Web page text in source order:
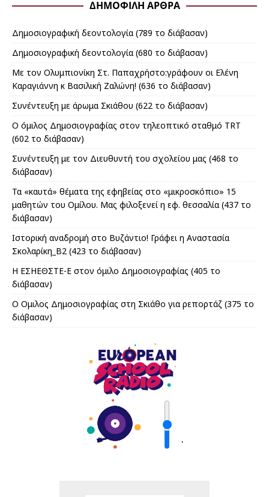
ΔΗΜΟΦΙΛΉ ΆΡΘΡΑ
Δημοσιογραφική δεοντολογία (789 το διάβασαν)
Δημοσιογραφική δεοντολογία (680 το διάβασαν)
Με τον Ολυμπιονίκη Στ. Παπαχρήστο:γράφουν οι Ελένη
Καραγιάννη κ Βασιλική Ζαλώνη! (636 το διάβασαν)
Συνέντευξη με άρωμα Σκιάθου (622 το διάβασαν)
Ο όμιλος Δημοσιογραφίας στον τηλεoπτικό σταθμό TRT
(602 το διάβασαν)
Συνέντευξη με τον Διευθυντή του σχολείου μας (468 το
διάβασαν)
Τα «καυτά» θέματα της εφηβείας στο «μικροσκόπιο» 15
μαθητών του Ομίλου. Μας φιλοξενεί η εφ. θεσσαλία (437 το
διάβασαν)
Ιστορική αναδρομή στο Βυζάντιο! Γράφει η Αναστασία
Σκολαρίκη_Β2 (423 το διάβασαν)
Η ΕΣΗΕΘΣΤΕ-Ε στον όμιλο Δημοσιογραφίας (405 το
διάβασαν)
Ο Ομιλος Δημοσιογραφίας στη Σκιάθο για ρεπορτάζ (375 το
διάβασαν)
'